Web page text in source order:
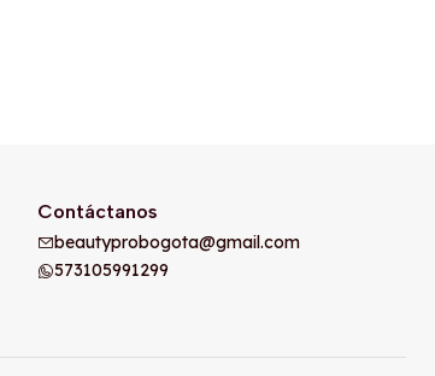
Contáctanos
beautyprobogota@gmail.com
573105991299